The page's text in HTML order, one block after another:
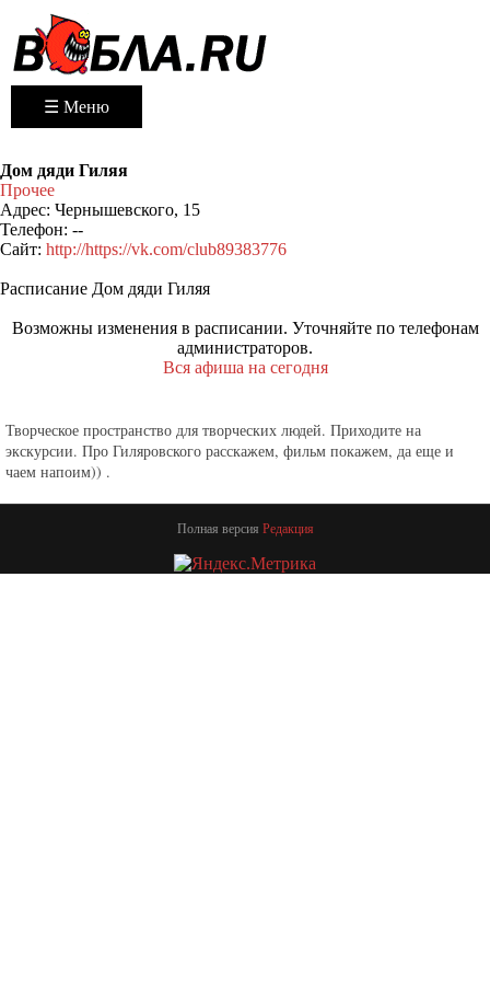
☰ Меню
Дом дяди Гиляя
Прочее
Адрес: Чернышевского, 15
Телефон: --
Сайт: http://https://vk.com/club89383776
Расписание Дом дяди Гиляя
Возможны изменения в расписании. Уточняйте по телефонам
администраторов.
Вся афиша на сегодня
Творческое пространство для творческих людей. Приходите на
экскурсии. Про Гиляровского расскажем, фильм покажем, да еще и
чаем напоим)) .
Полная версия Редакция